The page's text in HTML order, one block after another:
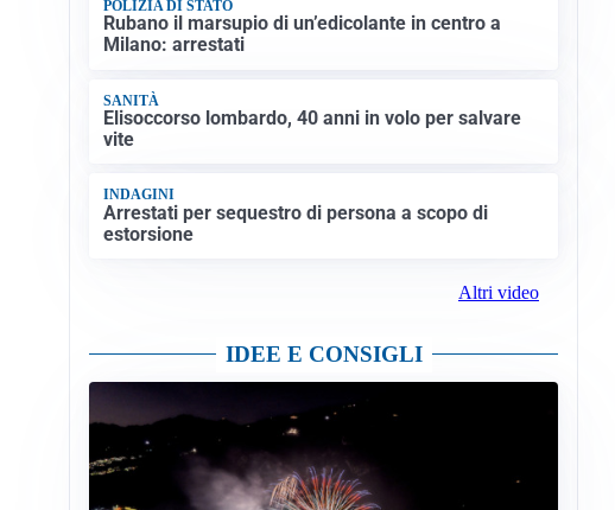
POLIZIA DI STATO
Rubano il marsupio di un’edicolante in centro a
Milano: arrestati
SANITÀ
Elisoccorso lombardo, 40 anni in volo per salvare
vite
INDAGINI
Arrestati per sequestro di persona a scopo di
estorsione
Altri video
IDEE E CONSIGLI